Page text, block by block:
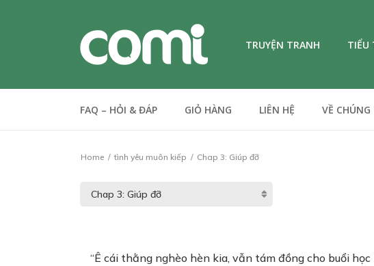
TRUYỆN TRANH TIỂU
FAQ – HỎI & ĐÁP GIỎ HÀNG LIÊN HỆ VỀ CHÚNG
Home tình yêu muôn kiếp Chap 3: Giúp đỡ
“Ê cái thằng nghèo hèn kia, vẫn tám đồng cho buổi